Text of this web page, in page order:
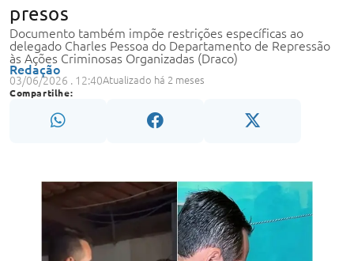
presos
Documento também impõe restrições específicas ao
delegado Charles Pessoa do Departamento de Repressão
às Ações Criminosas Organizadas (Draco)
Redação
03/06/2026 . 12:40Atualizado há 2 meses
Compartilhe: